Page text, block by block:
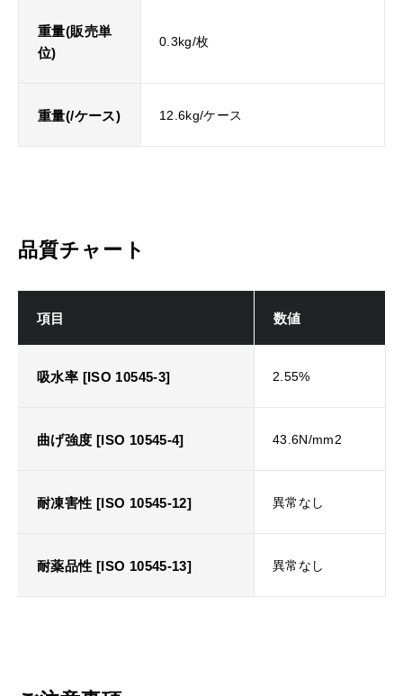
重量(販売単
位)
0.3kg/枚
重量(/ケース) 12.6kg/ケース
品質チャート
項目 数値
吸水率 [ISO 10545-3] 2.55%
曲げ強度 [ISO 10545-4] 43.6N/mm2
耐凍害性 [ISO 10545-12] 異常なし
耐薬品性 [ISO 10545-13] 異常なし